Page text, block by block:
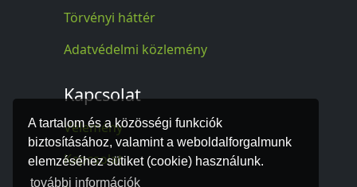
A tartalom és a közösségi funkciók
biztosításához, valamint a weboldalforgalmunk
elemzéséhez sütiket (cookie) használunk.
további információk
Törvényi háttér
Adatvédelmi közlemény
Kapcsolat
Vélemény
Kapcsolat